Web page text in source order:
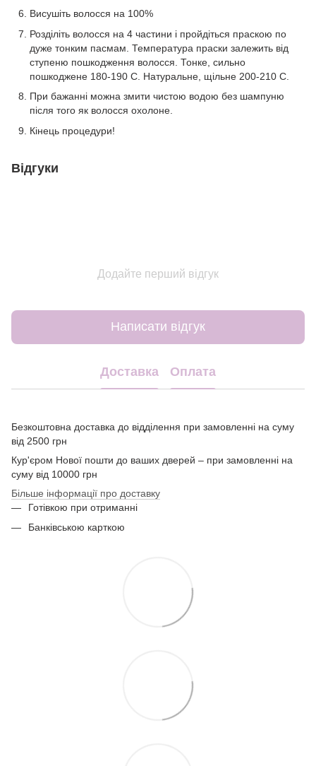
Висушіть волосся на 100%
Розділіть волосся на 4 частини і пройдіться праскою по
дуже тонким пасмам. Температура праски залежить від
ступеню пошкодження волосся. Тонке, сильно
пошкоджене 180-190 С. Натуральне, щільне 200-210 С.
При бажанні можна змити чистою водою без шампуню
після того як волосся охолоне.
Кінець процедури!
Відгуки
Додайте перший відгук
Написати відгук
Доставка Оплата
Безкоштовна доставка до відділення при замовленні на суму
від 2500 грн
Кур'єром Нової пошти до ваших дверей – при замовленні на
суму від 10000 грн
Більше інформації про доставку
Готівкою при отриманні
Банківською карткою